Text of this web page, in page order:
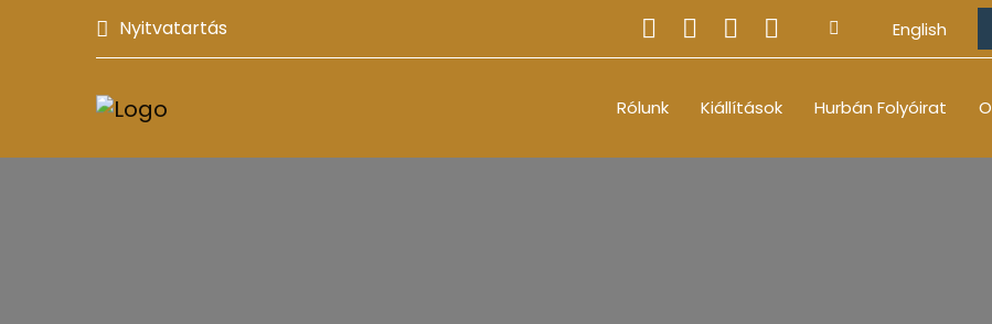
Nyitvatartás English
Rólunk Kiállítások Hurbán Folyóirat